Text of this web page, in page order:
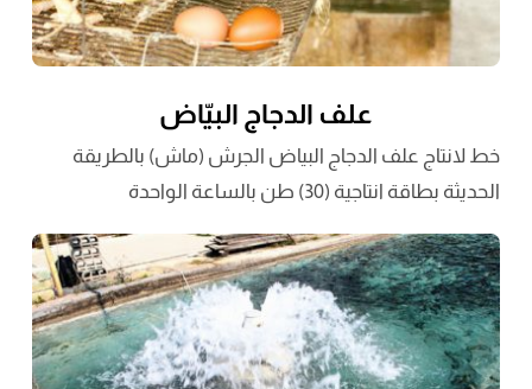
علف الدجاج البيّاض
خط لانتاج علف الدجاج البياض الجرش (ماش) بالطريقة
الحديثة بطاقة انتاجية (30) طن بالساعة الواحدة